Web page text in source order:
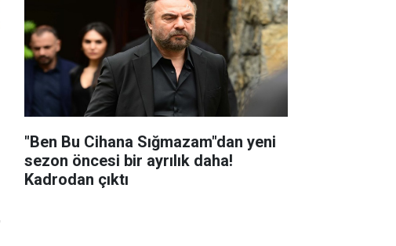
"Ben Bu Cihana Sığmazam"dan yeni
sezon öncesi bir ayrılık daha!
Kadrodan çıktı